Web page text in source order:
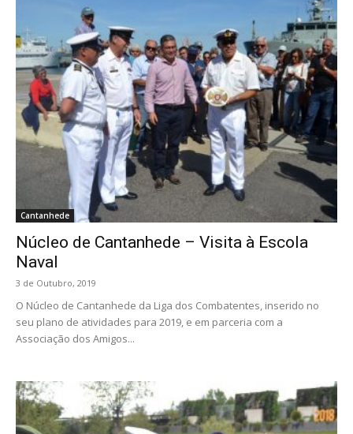
Cantanhede
Núcleo de Cantanhede – Visita à Escola
Naval
3 de Outubro, 2019
O Núcleo de Cantanhede da Liga dos Combatentes, inserido no
seu plano de atividades para 2019, e em parceria com a
Associação dos Amigos...